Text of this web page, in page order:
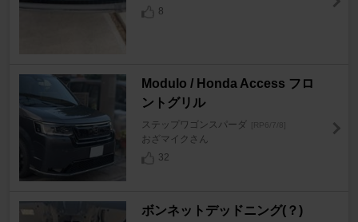
8
Modulo / Honda Access フロ
ントグリル
ステップワゴンスパーダ [RP6/7/8]
おざマイクさん
32
ボンネットデッドニング(？)